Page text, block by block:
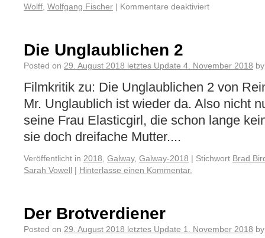
Wolff Wolfgang Fischer | Kommentare deaktiviert
Die Unglaublichen 2
Posted on 29. August 2018 letztes Update 4. November 2018 by
Filmkritik zu: Die Unglaublichen 2 von
Mr. Unglaublich ist wieder da. Also nicht
seine Frau Elasticgirl, die schon lange
sie doch dreifache Mutter....
Veröffentlicht in 2018 Galway, Galway-2018 | Stichwort Brad
Sarah Vowell | Hinterlasse einen Kommentar.
Der Brotverdiener
Posted on 29. August 2018 letztes Update 1. November 2018 by